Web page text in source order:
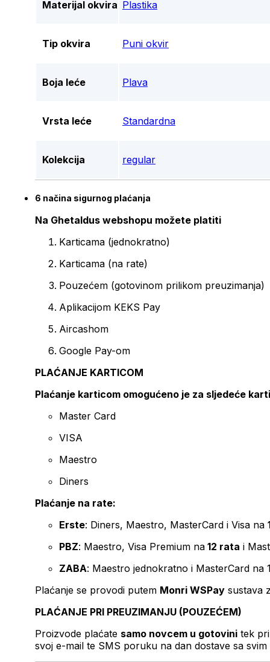
Materijal okvira Plastika
Tip okvira Puni okvir
Boja leće Plava
Vrsta leće Standardna
Kolekcija regular
6 načina sigurnog plaćanja
Na Ghetaldus webshopu možete platiti
Karticama (jednokratno)
Karticama (na rate)
Pouzećem (gotovinom prilikom preuzimanja)
Aplikacijom KEKS Pay
Aircashom
Google Pay-om
PLAĆANJE KARTICOM
Plaćanje karticom omogućeno je za sljedeće
Master Card
VISA
Maestro
Diners
Plaćanje na rate:
Erste: Diners, Maestro, MasterCard i Visa na
PBZ: Maestro, Visa Premium na 12 rata i
ZABA: Maestro jednokratno i MasterCard na
Plaćanje se provodi putem Monri WSPay sustava
PLAĆANJE PRI PREUZIMANJU (POUZEĆEM)
Proizvode plaćate samo novcem u gotovini tek
svoj e-mail te SMS poruku na dan dostave sa svim